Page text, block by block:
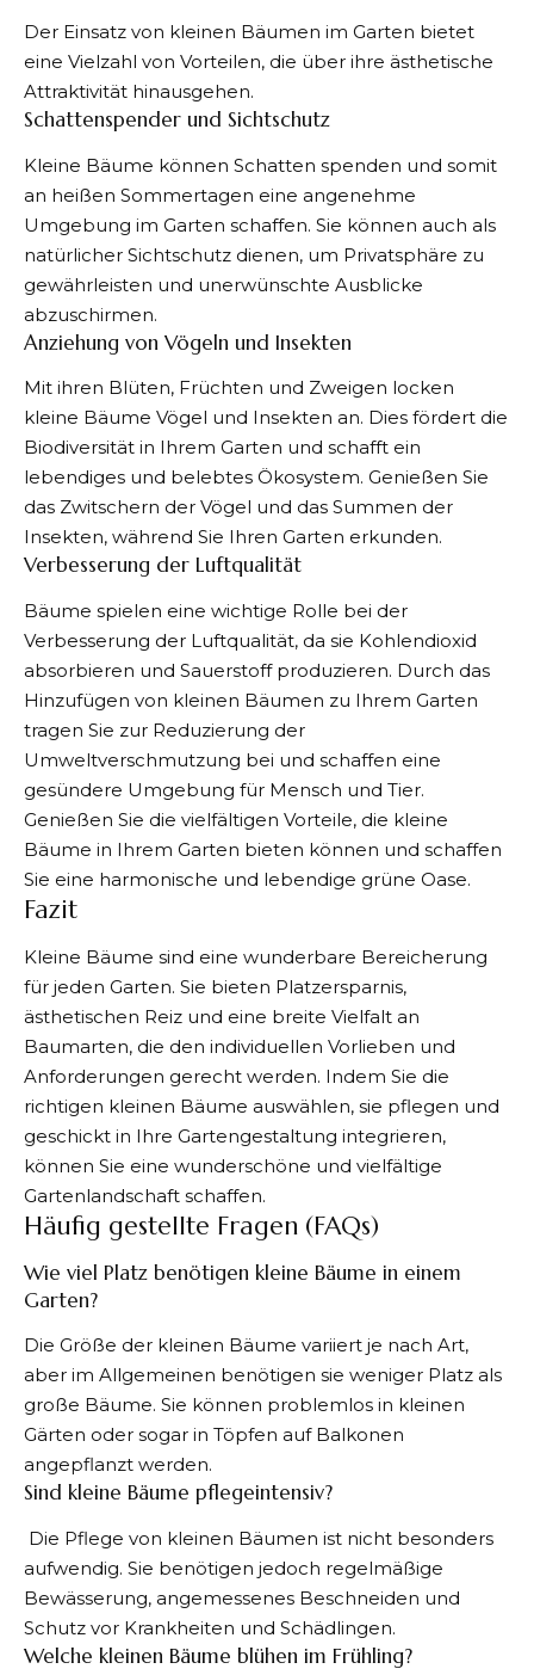
Der Einsatz von kleinen Bäumen im Garten bietet
eine Vielzahl von Vorteilen, die über ihre ästhetische
Attraktivität hinausgehen.
Schattenspender und Sichtschutz
Kleine Bäume können Schatten spenden und somit
an heißen Sommertagen eine angenehme
Umgebung im Garten schaffen. Sie können auch als
natürlicher Sichtschutz dienen, um Privatsphäre zu
gewährleisten und unerwünschte Ausblicke
abzuschirmen.
Anziehung von Vögeln und Insekten
Mit ihren Blüten, Früchten und Zweigen locken
kleine Bäume Vögel und Insekten an. Dies fördert die
Biodiversität in Ihrem Garten und schafft ein
lebendiges und belebtes Ökosystem. Genießen Sie
das Zwitschern der Vögel und das Summen der
Insekten, während Sie Ihren Garten erkunden.
Verbesserung der Luftqualität
Bäume spielen eine wichtige Rolle bei der
Verbesserung der Luftqualität, da sie Kohlendioxid
absorbieren und Sauerstoff produzieren. Durch das
Hinzufügen von kleinen Bäumen zu Ihrem Garten
tragen Sie zur Reduzierung der
Umweltverschmutzung bei und schaffen eine
gesündere Umgebung für Mensch und Tier.
Genießen Sie die vielfältigen Vorteile, die kleine
Bäume in Ihrem Garten bieten können und schaffen
Sie eine harmonische und lebendige grüne Oase.
Fazit
Kleine Bäume sind eine wunderbare Bereicherung
für jeden Garten. Sie bieten Platzersparnis,
ästhetischen Reiz und eine breite Vielfalt an
Baumarten, die den individuellen Vorlieben und
Anforderungen gerecht werden. Indem Sie die
richtigen kleinen Bäume auswählen, sie pflegen und
geschickt in Ihre Gartengestaltung integrieren,
können Sie eine wunderschöne und vielfältige
Gartenlandschaft schaffen.
Häufig gestellte Fragen (FAQs)
Wie viel Platz benötigen kleine Bäume in einem
Garten?
Die Größe der kleinen Bäume variiert je nach Art,
aber im Allgemeinen benötigen sie weniger Platz als
große Bäume. Sie können problemlos in kleinen
Gärten oder sogar in Töpfen auf Balkonen
angepflanzt werden.
Sind kleine Bäume pflegeintensiv?
Die Pflege von kleinen Bäumen ist nicht besonders
aufwendig. Sie benötigen jedoch regelmäßige
Bewässerung, angemessenes Beschneiden und
Schutz vor Krankheiten und Schädlingen.
Welche kleinen Bäume blühen im Frühling?